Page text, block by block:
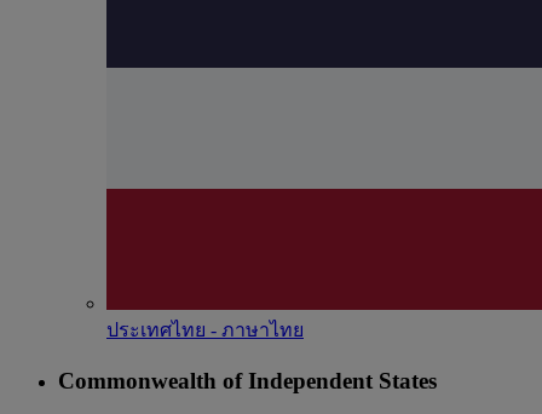
ประเทศไทย - ภาษาไทย
Commonwealth of Independent States